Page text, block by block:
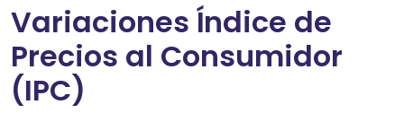
Variaciones Índice de
Precios al Consumidor
(IPC)